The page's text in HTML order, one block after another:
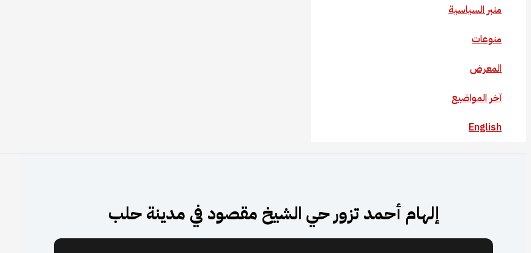
منبر السياسية
منوعات
المعرض
آخر المواضيع
English
إلهام أحمد تزور حي الشيخ مقصود في مدينة حلب